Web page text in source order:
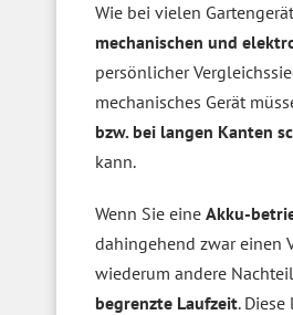
Wie bei vielen
mechanischen und
persönlicher
mechanisches Gerät
bzw. bei langen Kanten
kann.
Wenn Sie eine Akku-
dahingehend zwar einen
wiederum andere
begrenzte Laufzeit.